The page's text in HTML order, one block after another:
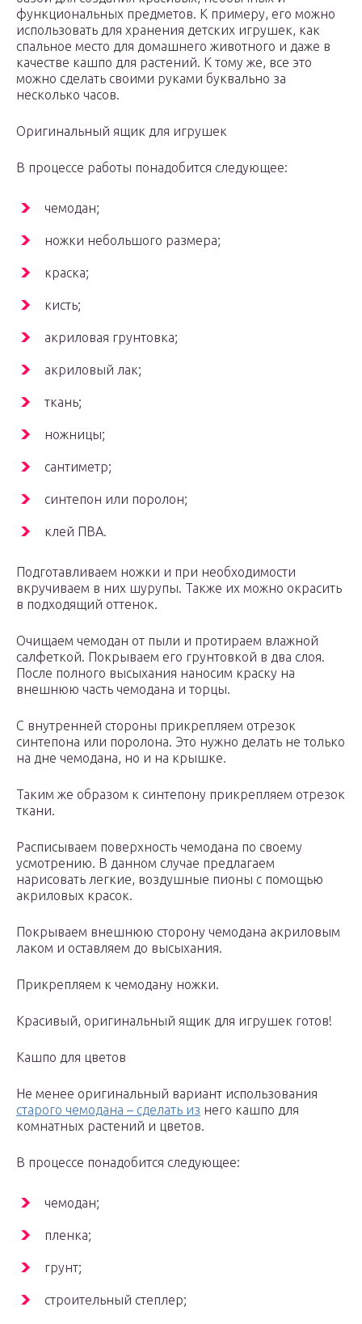
функциональных предметов. К примеру, его можно
использовать для хранения детских игрушек, как
спальное место для домашнего животного и даже в
качестве кашпо для растений. К тому же, все это
можно сделать своими руками буквально за
несколько часов.
Оригинальный ящик для игрушек
В процессе работы понадобится следующее:
чемодан;
ножки небольшого размера;
краска;
кисть;
акриловая грунтовка;
акриловый лак;
ткань;
ножницы;
сантиметр;
синтепон или поролон;
клей ПВА.
Подготавливаем ножки и при необходимости
вкручиваем в них шурупы. Также их можно окрасить
в подходящий оттенок.
Очищаем чемодан от пыли и протираем влажной
салфеткой. Покрываем его грунтовкой в два слоя.
После полного высыхания наносим краску на
внешнюю часть чемодана и торцы.
С внутренней стороны прикрепляем отрезок
синтепона или поролона. Это нужно делать не только
на дне чемодана, но и на крышке.
Таким же образом к синтепону прикрепляем отрезок
ткани.
Расписываем поверхность чемодана по своему
усмотрению. В данном случае предлагаем
нарисовать легкие, воздушные пионы с помощью
акриловых красок.
Покрываем внешнюю сторону чемодана акриловым
лаком и оставляем до высыхания.
Прикрепляем к чемодану ножки.
Красивый, оригинальный ящик для игрушек готов!
Кашпо для цветов
Не менее оригинальный вариант использования
старого чемодана – сделать из него кашпо для
комнатных растений и цветов.
В процессе понадобится следующее:
чемодан;
пленка;
грунт;
cтроительный степлер;